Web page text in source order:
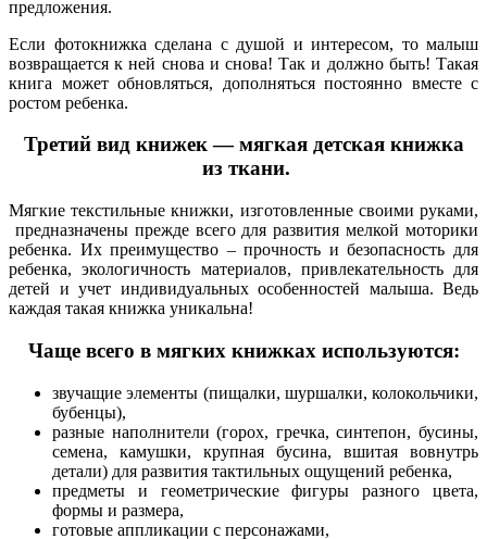
предложения.
Если фотокнижка сделана с душой и интересом, то малыш
возвращается к ней снова и снова! Так и должно быть! Такая
книга может обновляться, дополняться постоянно вместе с
ростом ребенка.
Третий вид книжек — мягкая детская книжка
из ткани.
Мягкие текстильные книжки, изготовленные своими руками,
предназначены прежде всего для развития мелкой моторики
ребенка. Их преимущество – прочность и безопасность для
ребенка, экологичность материалов, привлекательность для
детей и учет индивидуальных особенностей малыша. Ведь
каждая такая книжка уникальна!
Чаще всего в мягких книжках используются:
звучащие элементы (пищалки, шуршалки, колокольчики,
бубенцы),
разные наполнители (горох, гречка, синтепон, бусины,
семена, камушки, крупная бусина, вшитая вовнутрь
детали) для развития тактильных ощущений ребенка,
предметы и геометрические фигуры разного цвета,
формы и размера,
готовые аппликации с персонажами,